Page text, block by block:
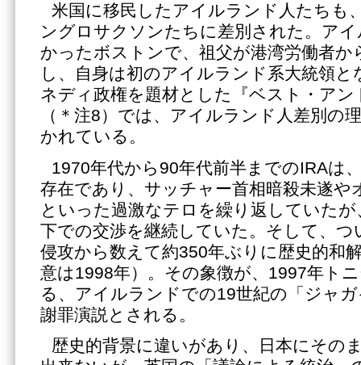
米国に移民したアイルランド人たちも
ングロサクソンたちに差別された。ア
かったボストンで、祖父が港湾労働者か
し、自身は初のアイルランド系大統領
ネディ政権を題材とした『ベスト・ア
（＊注8）では、アイルランド人差別の
かれている。
1970年代から90年代前半までのIRAは
存在であり、サッチャー首相暗殺未遂や
といった過激なテロを繰り返していた
下での交渉を継続していた。そして、
侵攻から数えて約350年ぶりに歴史的和
意は1998年）。その象徴が、1997年ト
る、アイルランドでの19世紀の「ジャ
謝罪演説とされる。
歴史的背景に違いがあり、日本にその